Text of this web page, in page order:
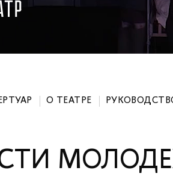
О ТЕАТРЕ